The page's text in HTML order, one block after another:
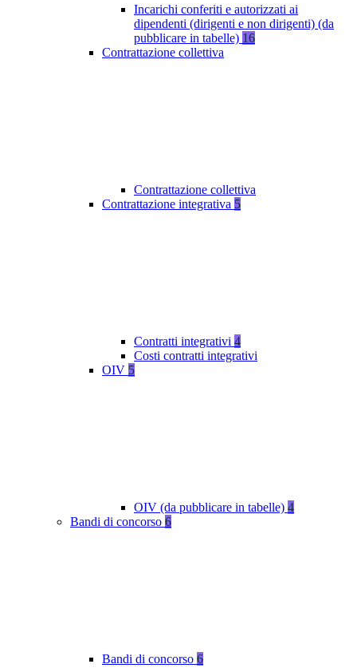
Incarichi conferiti e autorizzati ai
dipendenti (dirigenti e non dirigenti) (da
pubblicare in tabelle) 16
Contrattazione collettiva
Contrattazione collettiva
Contrattazione integrativa 5
Contratti integrativi 4
Costi contratti integrativi
OIV 5
OIV (da pubblicare in tabelle) 4
Bandi di concorso 6
Bandi di concorso 6